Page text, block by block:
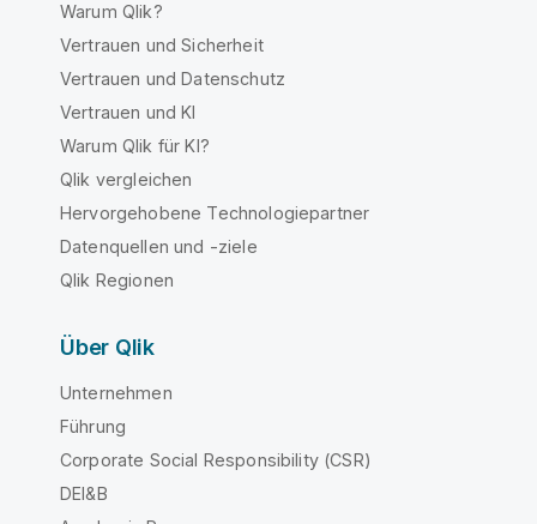
Warum Qlik?
Vertrauen und Sicherheit
Vertrauen und Datenschutz
Vertrauen und KI
Warum Qlik für KI?
Qlik vergleichen
Hervorgehobene Technologiepartner
Datenquellen und -ziele
Qlik Regionen
Über Qlik
Unternehmen
Führung
Corporate Social Responsibility (CSR)
DEI&B